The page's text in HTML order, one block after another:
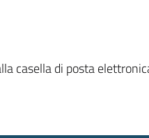
casella di posta